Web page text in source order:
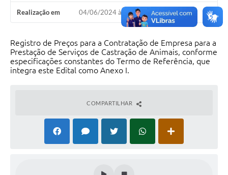
Realização em 04/06/2024 às 14h00
Registro de Preços para a Contratação de Empresa para a
Prestação de Serviços de Castração de Animais, conforme
especificações constantes do Termo de Referência, que
integra este Edital como Anexo I.
COMPARTILHAR